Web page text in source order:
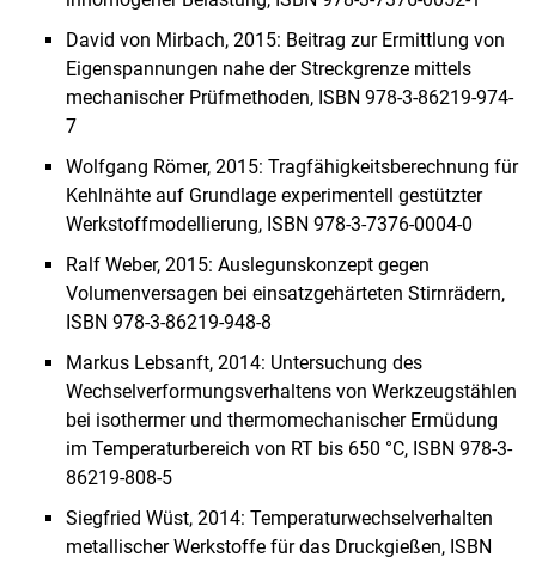
David von Mirbach, 2015: Beitrag zur Ermittlung von
Eigenspannungen nahe der Streckgrenze mittels
mechanischer Prüfmethoden, ISBN 978-3-86219-974-
7
Wolfgang Römer, 2015: Tragfähigkeitsberechnung für
Kehlnähte auf Grundlage experimentell gestützter
Werkstoffmodellierung, ISBN 978-3-7376-0004-0
Ralf Weber, 2015: Auslegunskonzept gegen
Volumenversagen bei einsatzgehärteten Stirnrädern,
ISBN 978-3-86219-948-8
Markus Lebsanft, 2014: Untersuchung des
Wechselverformungsverhaltens von Werkzeugstählen
bei isothermer und thermomechanischer Ermüdung
im Temperaturbereich von RT bis 650 °C, ISBN 978-3-
86219-808-5
Siegfried Wüst, 2014: Temperaturwechselverhalten
metallischer Werkstoffe für das Druckgießen, ISBN